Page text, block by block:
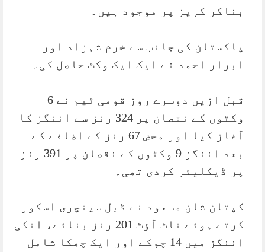
بناکر کریز پر موجود ہیں۔
پاکستان کی جانب سے خرم شہزاد اور
ابرار احمد نے ایک ایک وکٹ حاصل کی۔
قبل ازیں دوسرے روز قومی ٹیم نے 6
وکٹوں کے نقصان پر 324 رنز سے اننگز کا
آغاز کیا اور محض 67 رنز کے اضافے کے
بعد اننگز 9 وکٹوں کے نقصان پر 391 رنز
پر ڈیکلیئر کردی تھی۔
کپتان شان مسعود نے ڈبل سینچری اسکور
کرتے ہوئے ناٹ آؤٹ 201 رنز بنائے، انکی
اننگز میں 14 چوکے اور ایک چھکا شامل